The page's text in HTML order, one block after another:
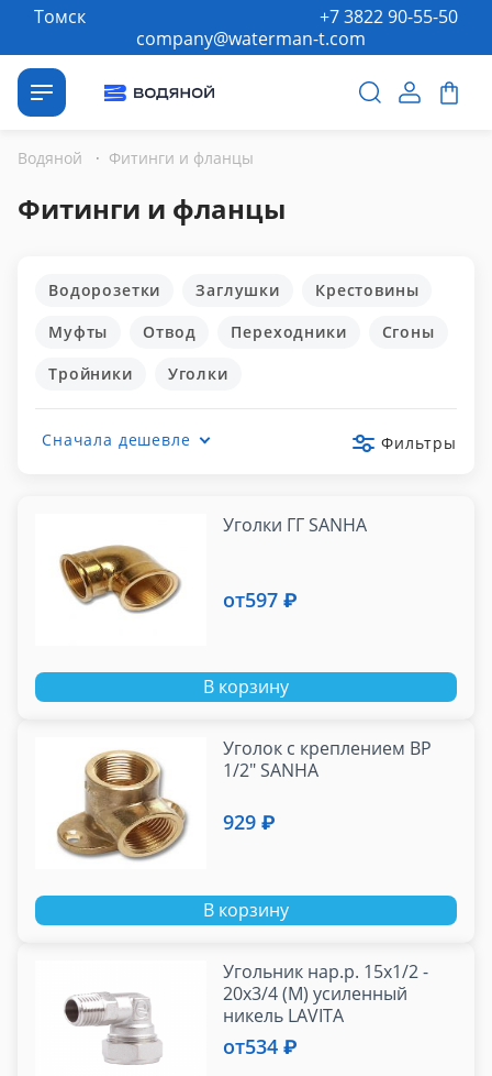
Томск
company@waterman-t.com
+7 3822 90-55-50
Водяной · Фитинги и фланцы
Фитинги и фланцы
Водорозетки Заглушки
Крестовины
Муфты
Отвод Переходники
Сгоны
Тройники
Уголки
Сначала дешевле Фильтры
Уголки ГГ SANHA
от597 ₽
В корзину
Уголок с креплением ВР
1/2" SANHA
929 ₽
В корзину
Угольник нар.р. 15x1/2 -
20x3/4 (М) усиленный
никель LAVITA
от534 ₽